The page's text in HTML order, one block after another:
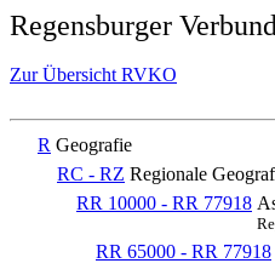
Regensburger
Zur Übersicht RVKO
R Geografie
RC - RZ Regionale
RR 10000 - RR 77918
RR 65000 - RR 77918